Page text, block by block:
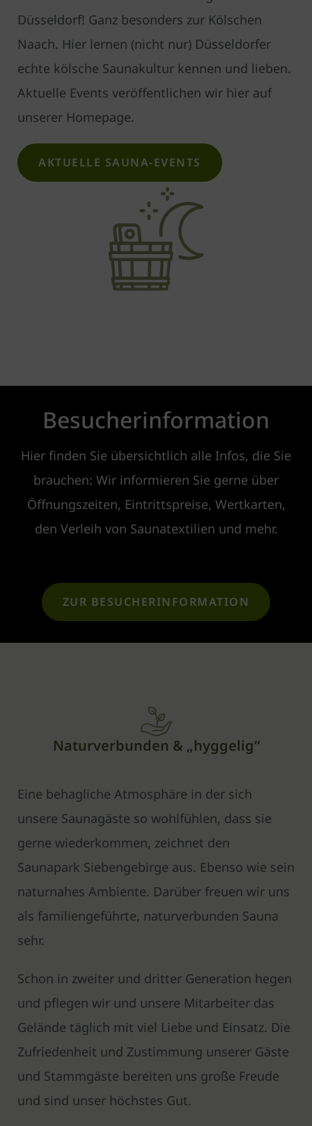
Düsseldorf! Ganz besonders zur Kölschen
Naach. Hier lernen (nicht nur) Düsseldorfer
echte kölsche Saunakultur kennen und lieben.
Aktuelle Events ver­öffentlichen wir hier auf
unserer Homepage.
AKTUELLE SAUNA-EVENTS
Besucherinformation
Hier finden Sie übersichtlich alle Infos, die Sie
brauchen: Wir informieren Sie gerne über
Öffnungszeiten, Eintrittspreise, Wertkarten,
den Verleih von Saunatextilien und mehr.
ZUR BESUCHERINFORMATION
Naturverbunden & „hyggelig“
Eine behagliche Atmosphäre in der sich
unsere Saunagäste so wohlfühlen, dass sie
gerne wiederkommen, zeichnet den
Saunapark Siebengebirge aus. Ebenso wie sein
naturnahes Ambiente. Darüber freuen wir uns
als familiengeführte, naturverbunden Sauna
sehr.
Schon in zweiter und dritter Generation hegen
und pflegen wir und unsere Mitarbeiter das
Gelände täglich mit viel Liebe und Einsatz. Die
Zufriedenheit und Zustimmung unserer Gäste
und Stammgäste bereiten uns große Freude
und sind unser höchstes Gut.